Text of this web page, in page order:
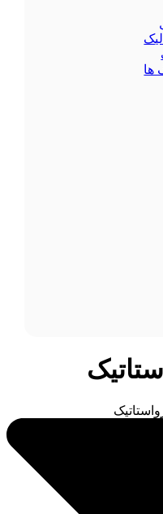
ها